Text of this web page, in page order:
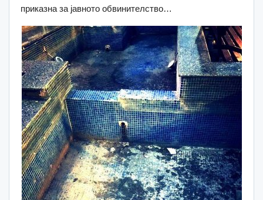
приказна за јавното обвинителство…